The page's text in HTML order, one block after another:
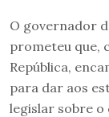
O governador
prometeu que,
República,
para dar aos
legislar sobre o